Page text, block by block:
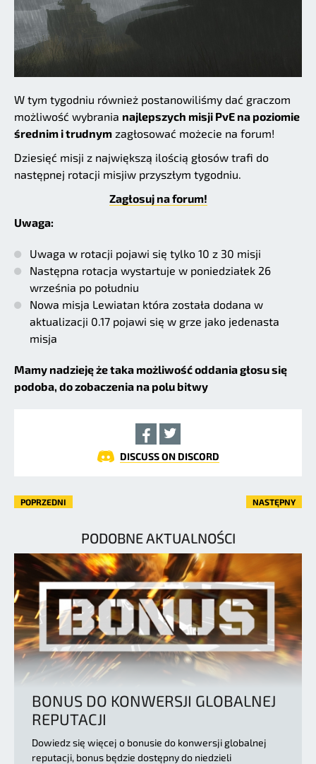
W tym tygodniu również postanowiliśmy dać graczom
możliwość wybrania najlepszych misji PvE na poziomie
średnim i trudnym zagłosować możecie na forum!
Dziesięć misji z największą ilością głosów trafi do
następnej rotacji misjiw przyszłym tygodniu.
Zagłosuj na forum!
Uwaga:
Uwaga w rotacji pojawi się tylko 10 z 30 misji
Następna rotacja wystartuje w poniedziałek 26
września po południu
Nowa misja Lewiatan która została dodana w
aktualizacji 0.17 pojawi się w grze jako jedenasta
misja
Mamy nadzieję że taka możliwość oddania głosu się
podoba, do zobaczenia na polu bitwy
DISCUSS ON DISCORD
POPRZEDNI NASTĘPNY
PODOBNE AKTUALNOŚCI
BONUS DO KONWERSJI GLOBALNEJ
REPUTACJI
Dowiedz się więcej o bonusie do konwersji globalnej
reputacji, bonus będzie dostępny do niedzieli